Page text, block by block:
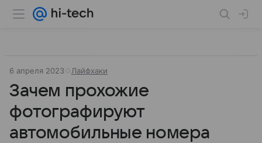
6 апреля 2023 Лайфхаки
Зачем прохожие
фотографируют
автомобильные номера